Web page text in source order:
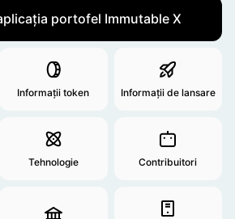
portofel Immutable X
Informații token Informații de lansare
Tehnologie Contribuitori